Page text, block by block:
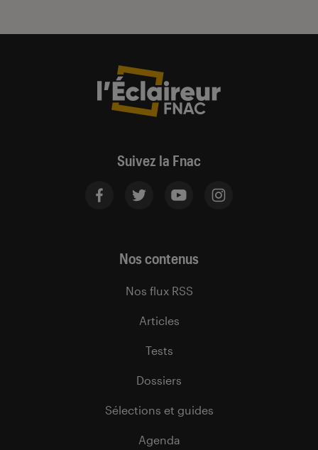
Suivez la Fnac
Nos contenus
Nos flux RSS
Articles
Tests
Dossiers
Sélections et guides
Agenda